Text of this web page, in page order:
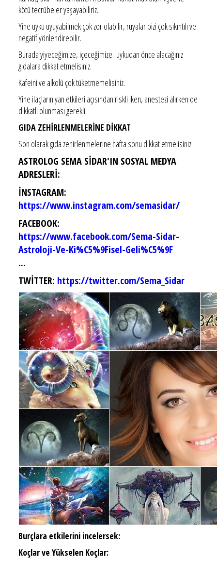
kötü tecrübeler yaşayabiliriz.
Yine uyku uyuyabilmek çok zor olabilir, rüyalar bizi çok sıkıntılı ve
negatif yönlendirebilir.
Burada yiyeceğimize, içeceğimize uykudan önce alacağınız
gıdalara dikkat etmelisiniz.
Kafeini ve alkolü çok tüketmemelisiniz.
Yine ilaçların yan etkileri açısından riskli iken, anestezi alırken de
dikkatli olunması gerekli.
GIDA ZEHİRLENMELERİNE DİKKAT
Son olarak gıda zehirlenmelerine hafta sonu dikkat etmelisiniz.
ASTROLOG SEMA SİDAR'IN SOSYAL MEDYA
ADRESLERİ:
İNSTAGRAM:
https://www.instagram.com/semasidar/
FACEBOOK:
https://www.facebook.com/Sema-Sidar-
Astroloji-Ve-Ki%C5%9Fisel-Geli%C5%9F
...
TWİTTER: https://twitter.com/Sema_Sidar
Burçlara etkilerini incelersek:
Koçlar ve Yükselen Koçlar: